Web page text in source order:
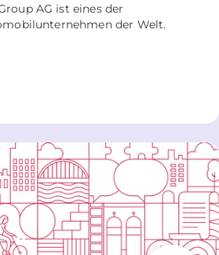
AG ist eines der
der Welt.